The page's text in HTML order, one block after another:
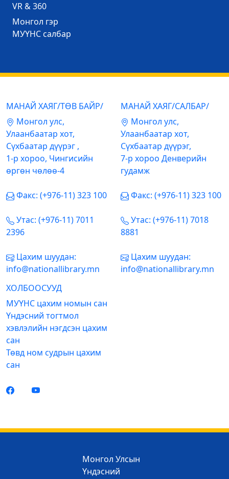
VR & 360
Mонгол гэр
МУҮНС салбар
МАНАЙ ХАЯГ/ТӨВ БАЙР/
Mонгол улс,
Улаанбаатар хот,
Сүхбаатар дүүрэг ,
1-р хороо, Чингисийн
өргөн чөлөө-4
Факс: (+976-11) 323 100
Утас: (+976-11) 7011
2396
Цахим шуудан:
info@nationallibrary.mn
МАНАЙ ХАЯГ/САЛБАР/
Mонгол улс,
Улаанбаатар хот,
Сүхбаатар дүүрэг,
7-р хороо Денверийн
гудамж
Факс: (+976-11) 323 100
Утас: (+976-11) 7018
8881
Цахим шуудан:
info@nationallibrary.mn
ХОЛБООСУУД
МУҮНС цахим номын сан
Үндэсний тогтмол
хэвлэлийн нэгдсэн цахим
сан
Төвд ном судрын цахим
сан
Монгол Улсын
Үндэсний